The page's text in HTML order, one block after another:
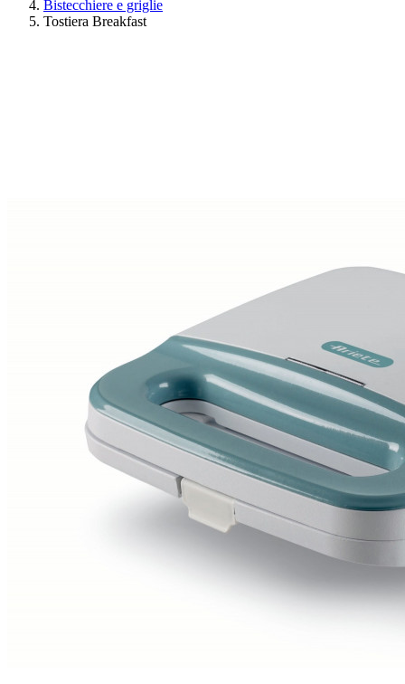
Bistecchiere e griglie
Tostiera Breakfast